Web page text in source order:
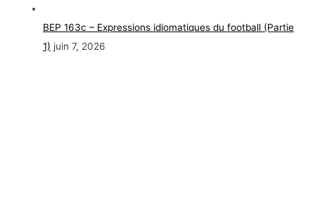
BEP 163c – Expressions idiomatiques du football (Partie
1) juin 7, 2026